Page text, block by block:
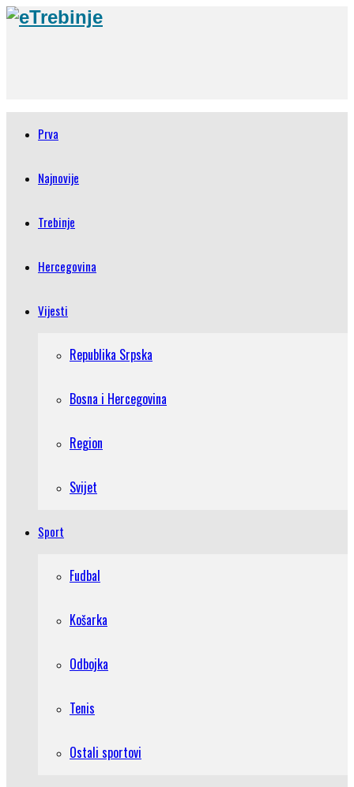
Prva
Najnovije
Trebinje
Hercegovina
Vijesti
Republika Srpska
Bosna i Hercegovina
Region
Svijet
Sport
Fudbal
Košarka
Odbojka
Tenis
Ostali sportovi